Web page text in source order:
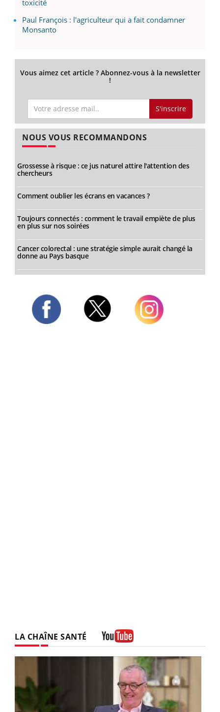
toxicité
Paul François : l'agriculteur qui a fait condamner
Monsanto
Vous aimez cet article ? Abonnez-vous à la newsletter
!
S'inscrire
NOUS VOUS RECOMMANDONS
Grossesse à risque : ce jus naturel attire l'attention des
chercheurs
Comment oublier les écrans en vacances ?
Toujours connectés : comment le travail empiète de plus
en plus sur nos soirées
Cancer colorectal : une stratégie simple aurait changé la
donne au Pays basque
LA CHAÎNE SANTÉ